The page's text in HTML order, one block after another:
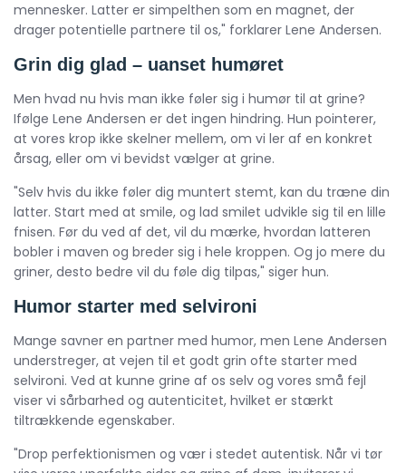
mennesker. Latter er simpelthen som en magnet, der
drager potentielle partnere til os," forklarer Lene Andersen.
Grin dig glad – uanset humøret
Men hvad nu hvis man ikke føler sig i humør til at grine?
Ifølge Lene Andersen er det ingen hindring. Hun pointerer,
at vores krop ikke skelner mellem, om vi ler af en konkret
årsag, eller om vi bevidst vælger at grine.
"Selv hvis du ikke føler dig muntert stemt, kan du træne din
latter. Start med at smile, og lad smilet udvikle sig til en lille
fnisen. Før du ved af det, vil du mærke, hvordan latteren
bobler i maven og breder sig i hele kroppen. Og jo mere du
griner, desto bedre vil du føle dig tilpas," siger hun.
Humor starter med selvironi
Mange savner en partner med humor, men Lene Andersen
understreger, at vejen til et godt grin ofte starter med
selvironi. Ved at kunne grine af os selv og vores små fejl
viser vi sårbarhed og autenticitet, hvilket er stærkt
tiltrækkende egenskaber.
"Drop perfektionismen og vær i stedet autentisk. Når vi tør